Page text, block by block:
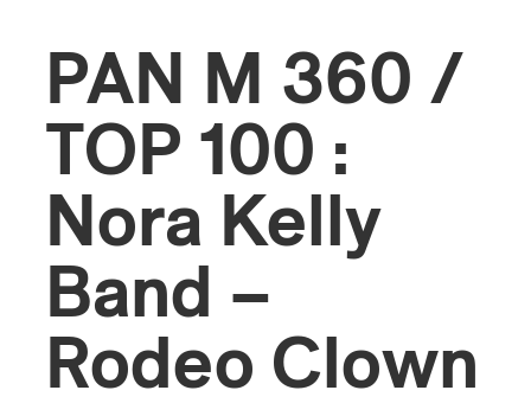
PAN M 360 /
TOP 100 :
Nora Kelly
Band –
Rodeo Clown